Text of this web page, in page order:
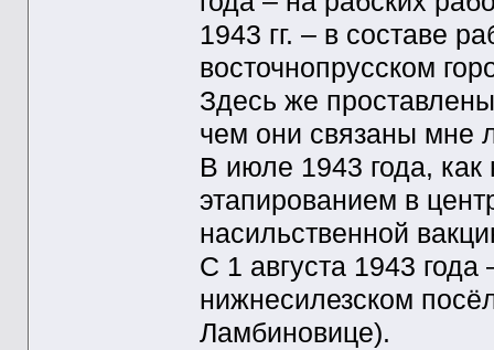
1943 гг. – в составе
восточнопрусском
Здесь же
чем они связаны мне
В июле 1943 года, как
этапированием в
насильственной
С 1 августа 1943
нижнесилезском
Ламбиновице).